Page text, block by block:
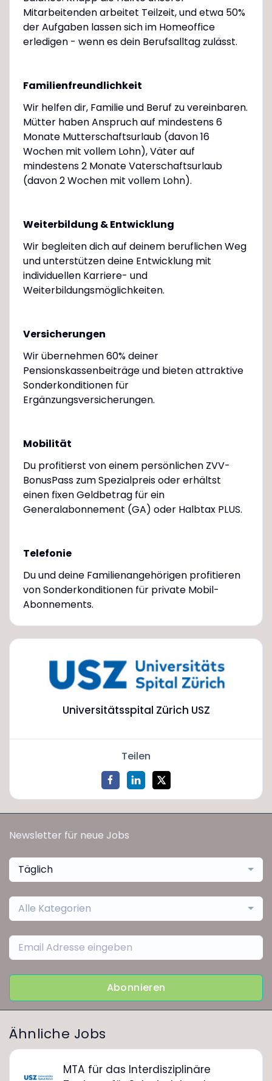
Mitarbeitenden arbeitet Teilzeit, und etwa 50%
der Aufgaben lassen sich im Homeoffice
erledigen - wenn es dein Berufsalltag zulässt.
Familienfreundlichkeit
Wir helfen dir, Familie und Beruf zu vereinbaren.
Mütter haben Anspruch auf mindestens 6
Monate Mutterschaftsurlaub (davon 16
Wochen mit vollem Lohn), Väter auf
mindestens 2 Monate Vaterschaftsurlaub
(davon 2 Wochen mit vollem Lohn).
Weiterbildung & Entwicklung
Wir begleiten dich auf deinem beruflichen Weg
und unterstützen deine Entwicklung mit
individuellen Karriere- und
Weiterbildungsmöglichkeiten.
Versicherungen
Wir übernehmen 60% deiner
Pensionskassenbeiträge und bieten attraktive
Sonderkonditionen für
Ergänzungsversicherungen.
Mobilität
Du profitierst von einem persönlichen ZVV-
BonusPass zum Spezialpreis oder erhältst
einen fixen Geldbetrag für ein
Generalabonnement (GA) oder Halbtax PLUS.
Telefonie
Du und deine Familienangehörigen profitieren
von Sonderkonditionen für private Mobil-
Abonnements.
Universitätsspital Zürich USZ
Teilen
Newsletter für neue Jobs
Täglich
Alle Kategorien
Abonnieren
Ähnliche Jobs
MTA für das Interdisziplinäre